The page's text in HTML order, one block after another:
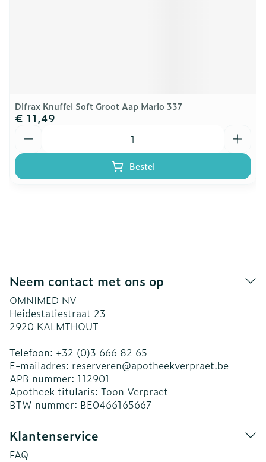
Difrax Knuffel Soft Groot Aap Mario 337
€ 11,49
Bestel
Neem contact met ons op
OMNIMED NV
Heidestatiestraat 23
2920 KALMTHOUT
Telefoon: +32 (0)3 666 82 65
E-mailadres: reserveren@apotheekverpraet.be
APB nummer: 112901
Apotheek titularis: Toon Verpraet
BTW nummer: BE0466165667
Klantenservice
FAQ